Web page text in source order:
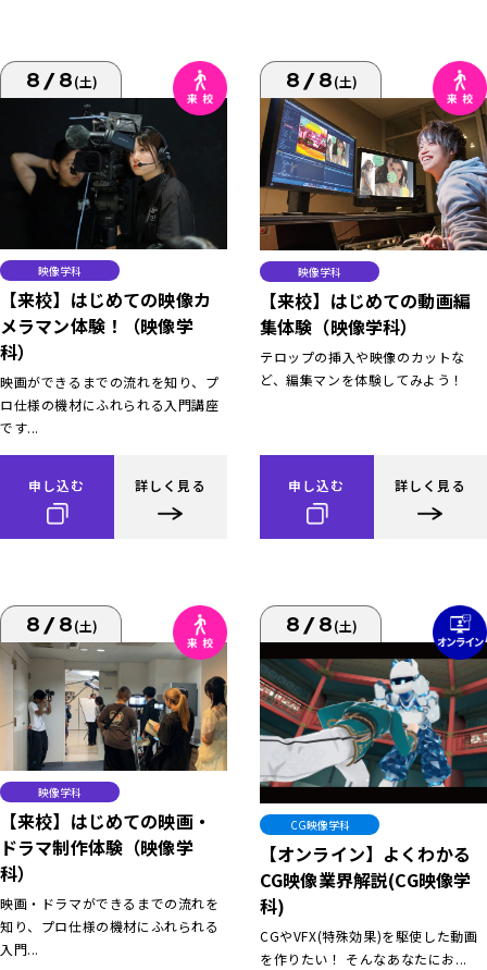
8/8(土)
映像学科
【来校】はじめての映像カ
メラマン体験！（映像学
科）
映画ができるまでの流れを知り、プ
ロ仕様の機材にふれられる入門講座
です...
申し込む 詳しく見る
8/8(土)
映像学科
【来校】はじめての動画編
集体験（映像学科）
テロップの挿入や映像のカットな
ど、編集マンを体験してみよう！
申し込む 詳しく見る
8/8(土)
映像学科
【来校】はじめての映画・
ドラマ制作体験（映像学
科）
映画・ドラマができるまでの流れを
知り、プロ仕様の機材にふれられる
入門...
8/8(土)
CG映像学科
【オンライン】よくわかる
CG映像業界解説(CG映像学
科)
CGやVFX(特殊効果)を駆使した動画
を作りたい！ そんなあなたにお...